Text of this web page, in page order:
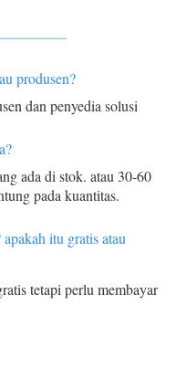
produsen?
dan penyedia solusi
ada di stok. atau 30-60
pada kuantitas.
itu gratis atau
tetapi perlu membayar